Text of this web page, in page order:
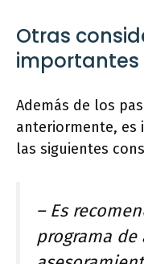
Otras
importantes
Además de los
anteriormente, es
las siguientes
– Es
programa